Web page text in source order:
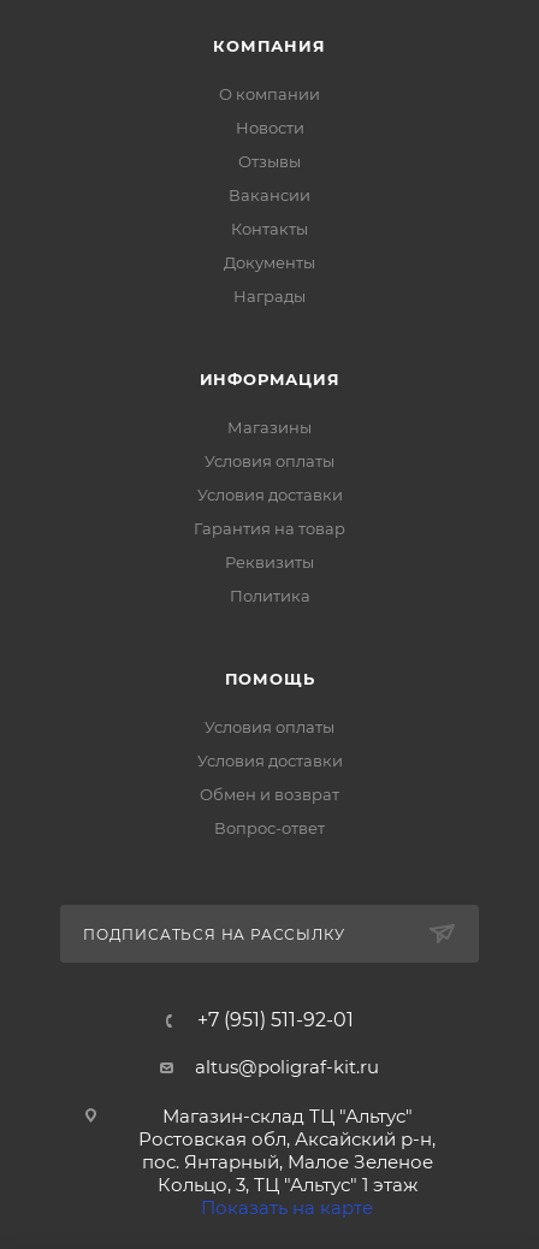
КОМПАНИЯ
О компании
Новости
Отзывы
Вакансии
Контакты
Документы
Награды
ИНФОРМАЦИЯ
Магазины
Условия оплаты
Условия доставки
Гарантия на товар
Реквизиты
Политика
ПОМОЩЬ
Условия оплаты
Условия доставки
Обмен и возврат
Вопрос-ответ
ПОДПИСАТЬСЯ НА РАССЫЛКУ
+7 (951) 511-92-01
altus@poligraf-kit.ru
Магазин-склад ТЦ "Альтус"
Ростовская обл, Аксайский р-н,
пос. Янтарный, Малое Зеленое
Кольцо, 3, ТЦ "Альтус" 1 этаж
Показать на карте